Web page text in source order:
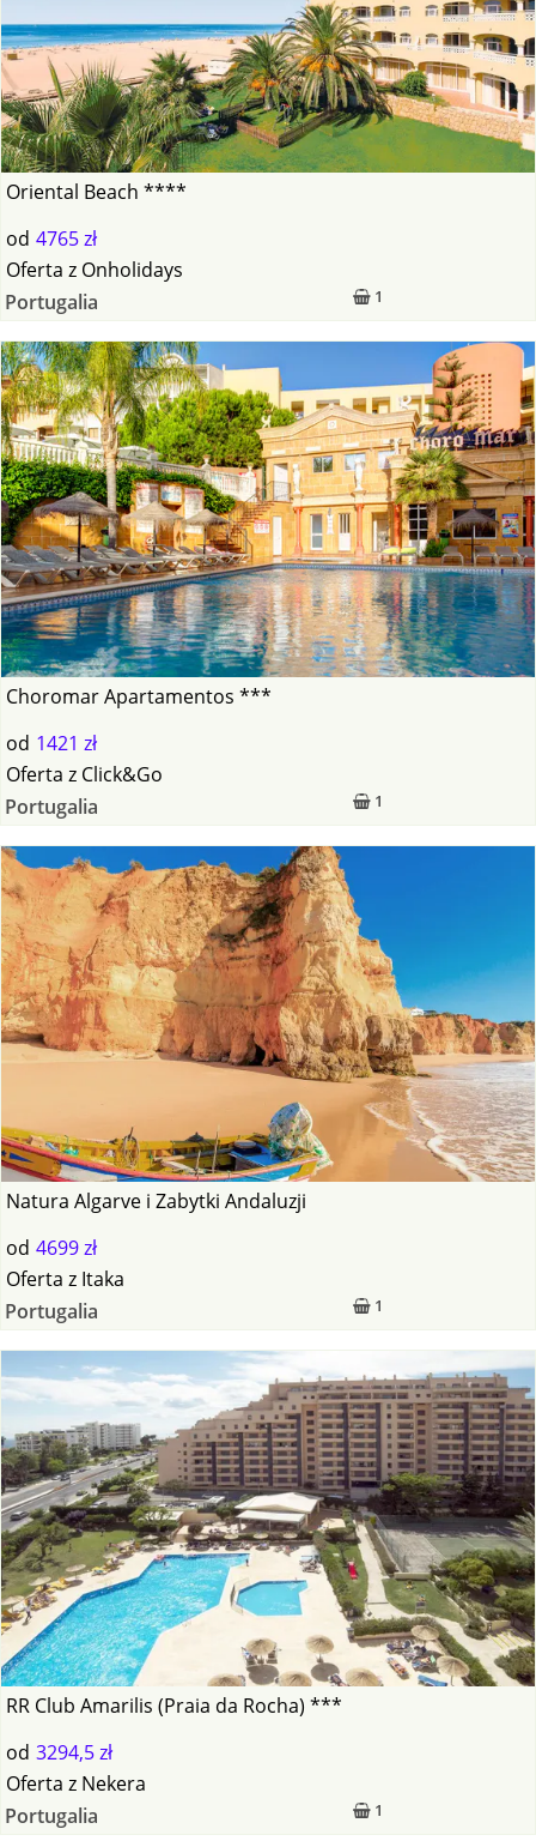
Oriental Beach ****
od 4765 zł
1
Oferta z Onholidays
Portugalia
Choromar Apartamentos ***
od 1421 zł
1
Oferta z Click&Go
Portugalia
Natura Algarve i Zabytki Andaluzji
od 4699 zł
1
Oferta z Itaka
Portugalia
RR Club Amarilis (Praia da Rocha) ***
od 3294,5 zł
1
Oferta z Nekera
Portugalia